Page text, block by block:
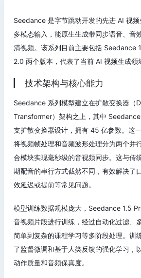
Seedance 是字节跳动开发的先进 AI 视
多模态输入，能原生生成带同步语音、音
清视频。该系列目前主要包括 Seedance
2.0 两个版本，代表了当前 AI 视频生成领
技术架构与核心能力
Seedance 系列模型建立在扩散变换器（
Transformer）架构之上，其中
支扩散变换器设计，拥有 45 亿参数。这
将视频帧处理和音频波形处理分为两个并
合模块实现毫秒级的音视频同步。这与传
期配音的串行方式截然不同，有效解决了
效延迟或提前等常见问题。
模型训练数据规模庞大，Seedance 1.5
音视频片段进行训练，经过自动化过滤、
简单到复杂的课程学习等多阶段处理。训
了监督微调和基于人类反馈的强化学习，
动作质量和音频保真度。